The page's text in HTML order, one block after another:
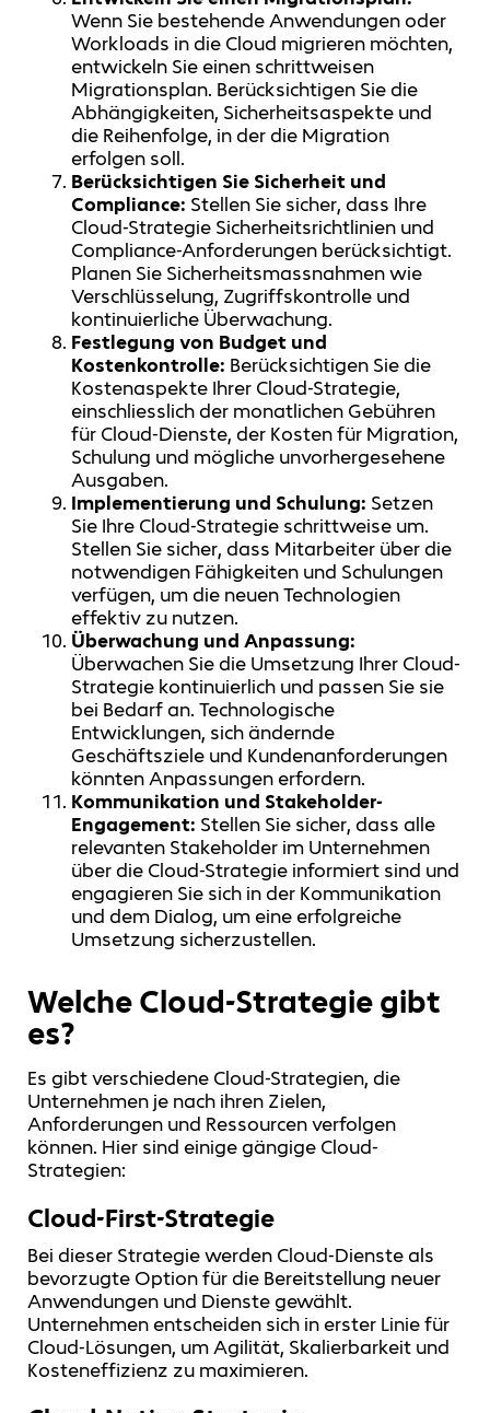
Wenn Sie bestehende Anwendungen oder
Workloads in die Cloud migrieren möchten,
entwickeln Sie einen schrittweisen
Migrationsplan. Berücksichtigen Sie die
Abhängigkeiten, Sicherheitsaspekte und
die Reihenfolge, in der die Migration
erfolgen soll.
Berücksichtigen Sie Sicherheit und
Compliance: Stellen Sie sicher, dass Ihre
Cloud-Strategie Sicherheitsrichtlinien und
Compliance-Anforderungen berücksichtigt.
Planen Sie Sicherheitsmassnahmen wie
Verschlüsselung, Zugriffskontrolle und
kontinuierliche Überwachung.
Festlegung von Budget und
Kostenkontrolle: Berücksichtigen Sie die
Kostenaspekte Ihrer Cloud-Strategie,
einschliesslich der monatlichen Gebühren
für Cloud-Dienste, der Kosten für Migration,
Schulung und mögliche unvorhergesehene
Ausgaben.
Implementierung und Schulung: Setzen
Sie Ihre Cloud-Strategie schrittweise um.
Stellen Sie sicher, dass Mitarbeiter über die
notwendigen Fähigkeiten und Schulungen
verfügen, um die neuen Technologien
effektiv zu nutzen.
Überwachung und Anpassung:
Überwachen Sie die Umsetzung Ihrer Cloud-
Strategie kontinuierlich und passen Sie sie
bei Bedarf an. Technologische
Entwicklungen, sich ändernde
Geschäftsziele und Kundenanforderungen
könnten Anpassungen erfordern.
Kommunikation und Stakeholder-
Engagement: Stellen Sie sicher, dass alle
relevanten Stakeholder im Unternehmen
über die Cloud-Strategie informiert sind und
engagieren Sie sich in der Kommunikation
und dem Dialog, um eine erfolgreiche
Umsetzung sicherzustellen.
Welche Cloud-Strategie gibt
es?
Es gibt verschiedene Cloud-Strategien, die
Unternehmen je nach ihren Zielen,
Anforderungen und Ressourcen verfolgen
können. Hier sind einige gängige Cloud-
Strategien:
Cloud-First-Strategie
Bei dieser Strategie werden Cloud-Dienste als
bevorzugte Option für die Bereitstellung neuer
Anwendungen und Dienste gewählt.
Unternehmen entscheiden sich in erster Linie für
Cloud-Lösungen, um Agilität, Skalierbarkeit und
Kosteneffizienz zu maximieren.